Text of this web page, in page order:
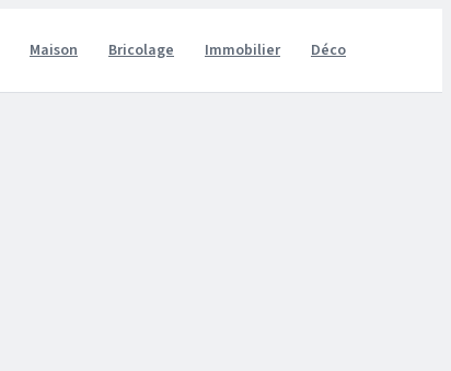
Maison Bricolage Immobilier Déco